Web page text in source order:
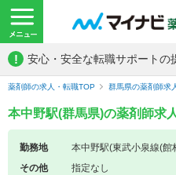
! 安心・安全な転職サポートの
薬剤師の求人・転職TOP 群馬県の薬剤師求人
本中野駅(群馬県)の薬剤師求
勤務地
本中野駅(東武小泉線(館
その他
指定なし